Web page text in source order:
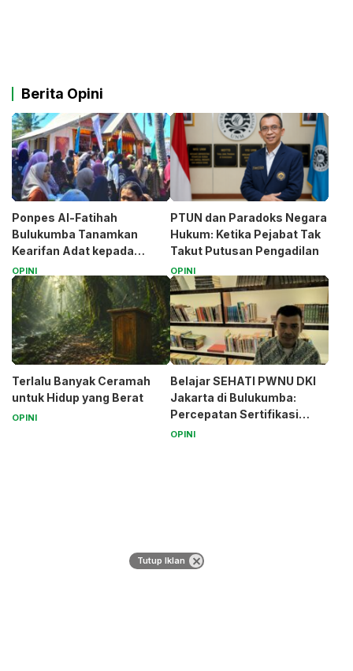
Berita Opini
Ponpes Al-Fatihah
Bulukumba Tanamkan
Kearifan Adat kepada
Santri (Bagian 1)
OPINI
PTUN dan Paradoks Negara
Hukum: Ketika Pejabat Tak
Takut Putusan Pengadilan
OPINI
Terlalu Banyak Ceramah
untuk Hidup yang Berat
OPINI
Belajar SEHATI PWNU DKI
Jakarta di Bulukumba:
Percepatan Sertifikasi
Halal Bagi UMK
OPINI
Tutup Iklan